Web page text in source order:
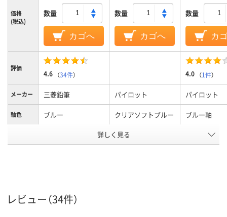
価格
(税込)
数量
カゴへ
数量
カゴへ
数量
カ
評価
4.6 （34件） 4.0 （1件）
メーカー 三菱鉛筆 パイロット パイロット
軸色 ブルー クリアソフトブルー ブルー軸
0.5mm 0.5mm、0.5
軸径 12mm
詳しく見る
レビュー（34件）